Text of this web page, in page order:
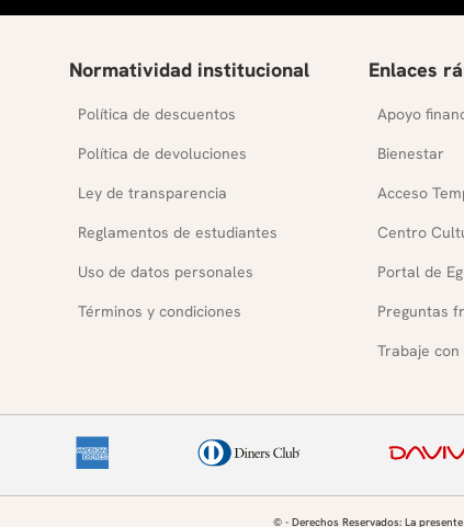
Normatividad institucional
Política de descuentos
Política de devoluciones
Ley de transparencia
Reglamentos de estudiantes
Uso de datos personales
Términos y condiciones
Enlaces
Apoyo
Bienestar
Acceso
Centro
Portal de
Preguntas
Trabaje
© - Derechos Reservados: La